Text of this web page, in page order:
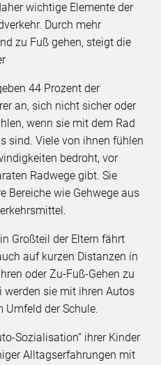
wichtige Elemente der
Durch mehr
zu Fuß gehen, steigt die
44 Prozent der
an, sich nicht sicher oder
wenn sie mit dem Rad
sind. Viele von ihnen fühlen
bedroht, vor
Radwege gibt. Sie
Bereiche wie Gehwege aus
Großteil der Eltern fährt
auf kurzen Distanzen in
oder Zu-Fuß-Gehen zu
werden sie mit ihren Autos
Umfeld der Schule.
Sozialisation“ ihrer Kinder
Alltagserfahrungen mit